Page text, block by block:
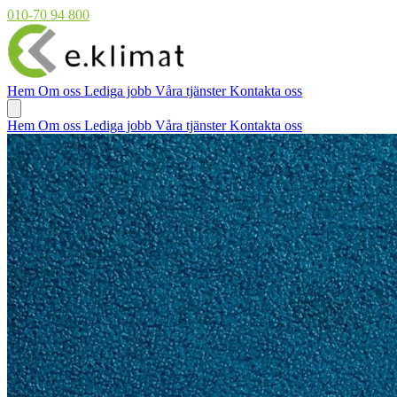
010-70 94 800
Hem Om oss Lediga jobb Våra tjänsterKontakta oss
Hem Om oss Lediga jobb Våra tjänsterKontakta oss